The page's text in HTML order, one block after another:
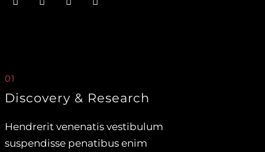
01
Discovery & Research
Hendrerit venenatis vestibulum
suspendisse penatibus enim